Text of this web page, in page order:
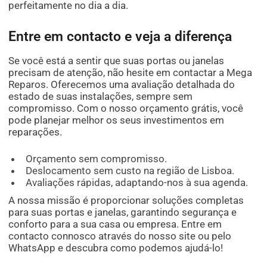
perfeitamente no dia a dia.
Entre em contacto e veja a diferença
Se você está a sentir que suas portas ou janelas
precisam de atenção, não hesite em contactar a Mega
Reparos. Oferecemos uma avaliação detalhada do
estado de suas instalações, sempre sem
compromisso. Com o nosso orçamento grátis, você
pode planejar melhor os seus investimentos em
reparações.
Orçamento sem compromisso.
Deslocamento sem custo na região de Lisboa.
Avaliações rápidas, adaptando-nos à sua agenda.
A nossa missão é proporcionar soluções completas
para suas portas e janelas, garantindo segurança e
conforto para a sua casa ou empresa. Entre em
contacto connosco através do nosso site ou pelo
WhatsApp e descubra como podemos ajudá-lo!